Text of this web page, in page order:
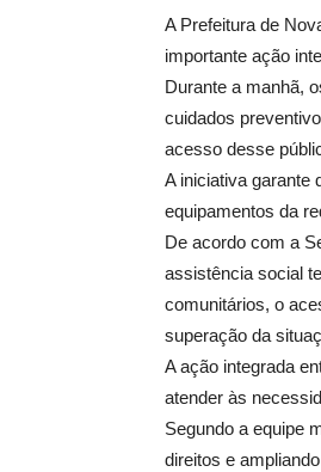
A Prefeitura de
importante ação
Durante a manhã,
cuidados
acesso desse
A iniciativa garante
equipamentos da
De acordo com a
assistência social
comunitários, o
superação da
A ação integrada
atender às
Segundo a equipe
direitos e